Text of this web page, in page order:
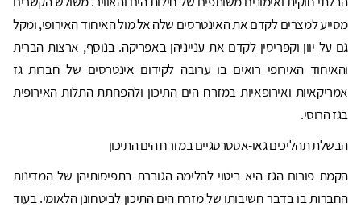
מסייע למצרים לקדם את האינטרסים שלה אל מול האיחוד האירופי, ומקל
גם על יוון וקפריסין לקדם את ענייניהן באפריקה. בנוסף, ארצות הברית
והאיחוד האירופי רואים בו ערובה לקידום אינטרסים של חברות גז
אמריקאיות ואירופאיות במזרח הים התיכון ולהפחתת התלות האירופית
בגז הרוסי.
הבשלת תהליכים גאו-אסטרטגיים במזרח הים התיכון
הקמת פורום הגז היא ביטוי להלימה הגוברת בתפיסותיהן של המדינות
החברות בו בדבר חשיבותו של מזרח הים התיכון לביטחונן הלאומי. בעוד